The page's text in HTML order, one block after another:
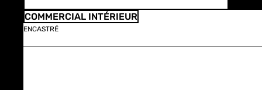
COMMERCIAL INTÉRIEUR
ENCASTRÉ